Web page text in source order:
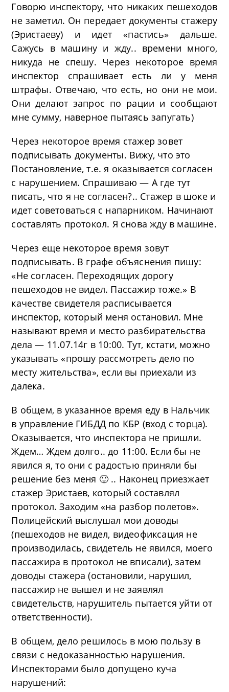
Говорю инспектору, что никаких пешеходов
не заметил. Он передает документы стажеру
(Эристаеву) и идет «пастись» дальше.
Сажусь в машину и жду.. времени много,
никуда не спешу. Через некоторое время
инспектор спрашивает есть ли у меня
штрафы. Отвечаю, что есть, но они не мои.
Они делают запрос по рации и сообщают
мне сумму, наверное пытаясь запугать)
Через некоторое время стажер зовет
подписывать документы. Вижу, что это
Постановление, т.е. я оказывается согласен
с нарушением. Спрашиваю — А где тут
писать, что я не согласен?.. Стажер в шоке и
идет советоваться с напарником. Начинают
составлять протокол. Я снова жду в машине.
Через еще некоторое время зовут
подписывать. В графе объяснения пишу:
«Не согласен. Переходящих дорогу
пешеходов не видел. Пассажир тоже.» В
качестве свидетеля расписывается
инспектор, который меня остановил. Мне
называют время и место разбирательства
дела — 11.07.14г в 10:00. Тут, кстати, можно
указывать «прошу рассмотреть дело по
месту жительства», если вы приехали из
далека.
В общем, в указанное время еду в Нальчик
в управление ГИБДД по КБР (вход с торца).
Оказывается, что инспектора не пришли.
Ждем… Ждем долго.. до 11:00. Если бы не
явился я, то они с радостью приняли бы
решение без меня 🙂 .. Наконец приезжает
стажер Эристаев, который составлял
протокол. Заходим «на разбор полетов».
Полицейский выслушал мои доводы
(пешеходов не видел, видеофиксация не
производилась, свидетель не явился, моего
пассажира в протокол не вписали), затем
доводы стажера (остановили, нарушил,
пассажир не вышел и не заявлял
свидетельств, нарушитель пытается уйти от
ответственности).
В общем, дело решилось в мою пользу в
связи с недоказанностью нарушения.
Инспекторами было допущено куча
нарушений: